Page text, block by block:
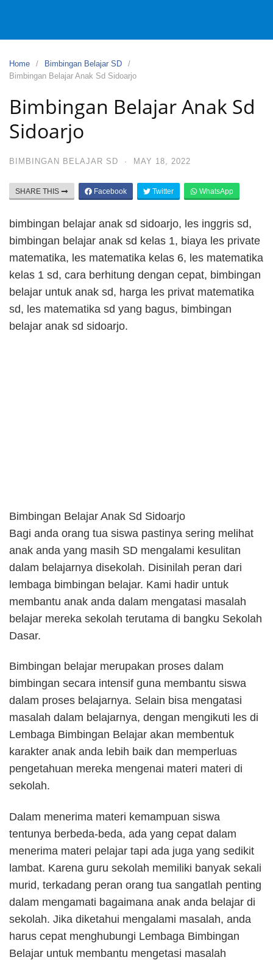
Home
Bimbingan Belajar SD
Bimbingan Belajar Anak Sd Sidoarjo
Bimbingan Belajar Anak Sd
Sidoarjo
BIMBINGAN BELAJAR SD · MAY 18, 2022
SHARE THIS Facebook Twitter WhatsApp
bimbingan belajar anak sd sidoarjo, les inggris sd,
bimbingan belajar anak sd kelas 1, biaya les private
matematika, les matematika kelas 6, les matematika
kelas 1 sd, cara berhitung dengan cepat, bimbingan
belajar untuk anak sd, harga les privat matematika
sd, les matematika sd yang bagus, bimbingan
belajar anak sd sidoarjo.
Bimbingan Belajar Anak Sd Sidoarjo
Bagi anda orang tua siswa pastinya sering melihat
anak anda yang masih SD mengalami kesulitan
dalam belajarnya disekolah. Disinilah peran dari
lembaga bimbingan belajar. Kami hadir untuk
membantu anak anda dalam mengatasi masalah
belajar mereka sekolah terutama di bangku Sekolah
Dasar.
Bimbingan belajar merupakan proses dalam
bimbingan secara intensif guna membantu siswa
dalam proses belajarnya. Selain bisa mengatasi
masalah dalam belajarnya, dengan mengikuti les di
Lembaga Bimbingan Belajar akan membentuk
karakter anak anda lebih baik dan memperluas
pengetahuan mereka mengenai materi materi di
sekolah.
Dalam menerima materi kemampuan siswa
tentunya berbeda-beda, ada yang cepat dalam
menerima materi pelajar tapi ada juga yang sedikit
lambat. Karena guru sekolah memiliki banyak sekali
murid, terkadang peran orang tua sangatlah penting
dalam mengamati bagaimana anak anda belajar di
sekolah. Jika diketahui mengalami masalah, anda
harus cepat menghubungi Lembaga Bimbingan
Belajar untuk membantu mengetasi masalah